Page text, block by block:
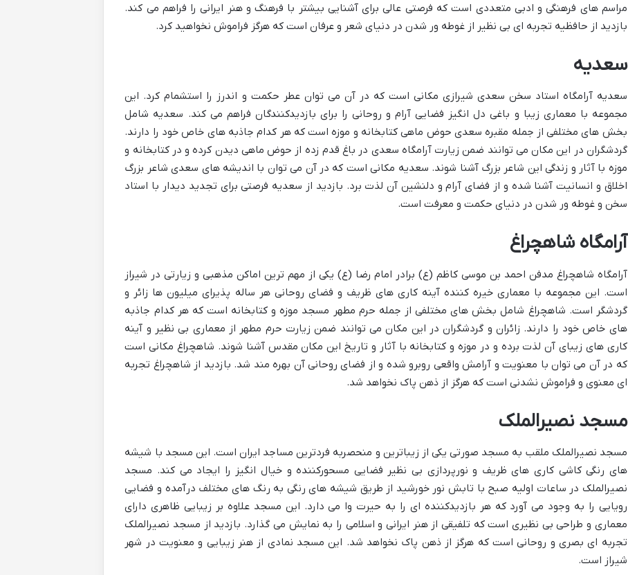
مراسم های فرهنگی و ادبی متعددی است که فرصتی عالی برای آشنایی بیشتر با فرهنگ و هنر ایرانی را فراهم می کند.
بازدید از حافظیه تجربه ای بی نظیر از غوطه ور شدن در دنیای شعر و عرفان است که هرگز فراموش نخواهید کرد.
سعدیه
سعدیه آرامگاه استاد سخن سعدی شیرازی مکانی است که در آن می توان عطر حکمت و اندرز را استشمام کرد. این
مجموعه با معماری زیبا و باغی دل انگیز فضایی آرام و روحانی را برای بازدیدکنندگان فراهم می کند. سعدیه شامل
بخش های مختلفی از جمله مقبره سعدی حوض ماهی کتابخانه و موزه است که هر کدام جاذبه های خاص خود را دارند.
گردشگران در این مکان می توانند ضمن زیارت آرامگاه سعدی در باغ قدم زده از حوض ماهی دیدن کرده و در کتابخانه و
موزه با آثار و زندگی این شاعر بزرگ آشنا شوند. سعدیه مکانی است که در آن می توان با اندیشه های سعدی شاعر بزرگ
اخلاق و انسانیت آشنا شده و از فضای آرام و دلنشین آن لذت برد. بازدید از سعدیه فرصتی برای تجدید دیدار با استاد
سخن و غوطه ور شدن در دنیای حکمت و معرفت است.
آرامگاه شاهچراغ
آرامگاه شاهچراغ مدفن احمد بن موسی کاظم (ع) برادر امام رضا (ع) یکی از مهم ترین اماکن مذهبی و زیارتی در شیراز
است. این مجموعه با معماری خیره کننده آینه کاری های ظریف و فضای روحانی هر ساله پذیرای میلیون ها زائر و
گردشگر است. شاهچراغ شامل بخش های مختلفی از جمله حرم مطهر مسجد موزه و کتابخانه است که هر کدام جاذبه
های خاص خود را دارند. زائران و گردشگران در این مکان می توانند ضمن زیارت حرم مطهر از معماری بی نظیر و آینه
کاری های زیبای آن لذت برده و در موزه و کتابخانه با آثار و تاریخ این مکان مقدس آشنا شوند. شاهچراغ مکانی است
که در آن می توان با معنویت و آرامش واقعی روبرو شده و از فضای روحانی آن بهره مند شد. بازدید از شاهچراغ تجربه
ای معنوی و فراموش نشدنی است که هرگز از ذهن پاک نخواهد شد.
مسجد نصیرالملک
مسجد نصیرالملک ملقب به مسجد صورتی یکی از زیباترین و منحصربه فردترین مساجد ایران است. این مسجد با شیشه
های رنگی کاشی کاری های ظریف و نورپردازی بی نظیر فضایی مسحورکننده و خیال انگیز را ایجاد می کند. مسجد
نصیرالملک در ساعات اولیه صبح با تابش نور خورشید از طریق شیشه های رنگی به رنگ های مختلف درآمده و فضایی
رویایی را به وجود می آورد که هر بازدیدکننده ای را به حیرت وا می دارد. این مسجد علاوه بر زیبایی ظاهری دارای
معماری و طراحی بی نظیری است که تلفیقی از هنر ایرانی و اسلامی را به نمایش می گذارد. بازدید از مسجد نصیرالملک
تجربه ای بصری و روحانی است که هرگز از ذهن پاک نخواهد شد. این مسجد نمادی از هنر زیبایی و معنویت در شهر
شیراز است.